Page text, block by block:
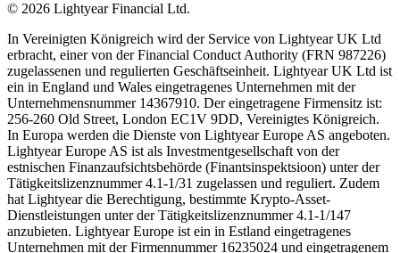
© 2026 Lightyear Financial Ltd.
In Vereinigten Königreich wird der Service von Lightyear UK Ltd
erbracht, einer von der Financial Conduct Authority (FRN 987226)
zugelassenen und regulierten Geschäftseinheit. Lightyear UK Ltd ist
ein in England und Wales eingetragenes Unternehmen mit der
Unternehmensnummer 14367910. Der eingetragene Firmensitz ist:
256-260 Old Street, London EC1V 9DD, Vereinigtes Königreich.
In Europa werden die Dienste von Lightyear Europe AS angeboten.
Lightyear Europe AS ist als Investmentgesellschaft von der
estnischen Finanzaufsichtsbehörde (Finantsinspektsioon) unter der
Tätigkeitslizenznummer 4.1-1/31 zugelassen und reguliert. Zudem
hat Lightyear die Berechtigung, bestimmte Krypto-Asset-
Dienstleistungen unter der Tätigkeitslizenznummer 4.1-1/147
anzubieten. Lightyear Europe ist ein in Estland eingetragenes
Unternehmen mit der Firmennummer 16235024 und eingetragenem